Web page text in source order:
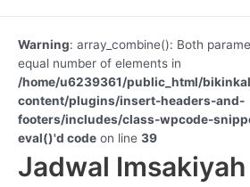
Warning: array_combine(): Both
equal number of elements in
/home/u6239361/public_html/
content/plugins/insert-headers-and-
footers/includes/class-wpcode-
eval()'d code on line 39
Jadwal Imsakiyah